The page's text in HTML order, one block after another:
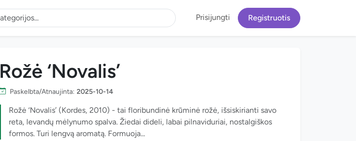
Prisijungti Registruotis
Rožė ‘Novalis’
Paskelbta/Atnaujinta: 2025-10-14
Rožė ‘Novalis’ (Kordes, 2010) - tai floribundinė krūminė rožė, išsiskirianti savo
reta, levandų mėlynumo spalva. Žiedai dideli, labai pilnaviduriai, nostalgiškos
formos. Turi lengvą aromatą. Formuoja...